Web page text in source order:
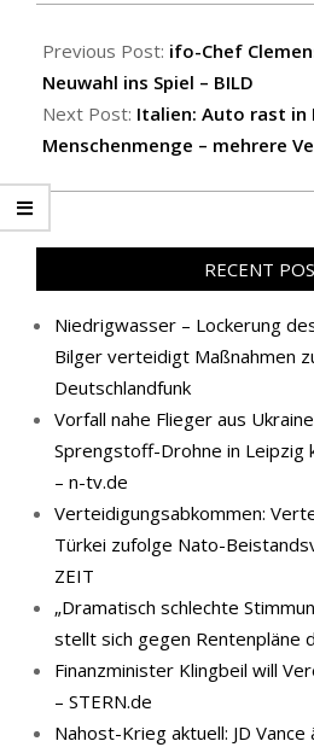
05-
17
Previous Post: ifo-Chef
Neuwahl ins Spiel – BILD
Next Post: Italien: Auto rast in
Menschenmenge – mehrere
RECENT
Niedrigwasser – Lockerung
Bilger verteidigt Maßnahmen
Deutschlandfunk
Vorfall nahe Flieger aus
Sprengstoff-Drohne in Leipzig
– n-tv.de
Verteidigungsabkommen:
Türkei zufolge Nato-
ZEIT
„Dramatisch schlechte
stellt sich gegen Rentenpläne
Finanzminister Klingbeil will
– STERN.de
Nahost-Krieg aktuell: JD